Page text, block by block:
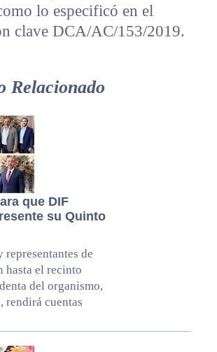
lo especificó en el
clave DCA/AC/153/2019.
Relacionado
que DIF
su Quinto
de
hasta el recinto
del organismo,
rendirá cuentas